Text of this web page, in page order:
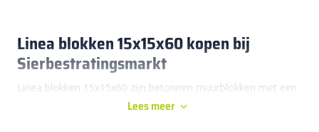
Linea blokken 15x15x60 kopen bij
Sierbestratingsmarkt
Linea blokken 15x15x60 zijn betonnen muurblokken met een
lengte van 60 cm, een hoogte van 15 cm en een diepte van
Lees meer